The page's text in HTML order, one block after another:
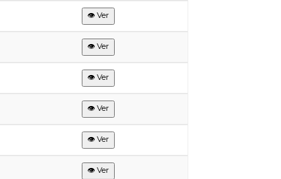
👁 Ver
👁 Ver
👁 Ver
👁 Ver
👁 Ver
👁 Ver